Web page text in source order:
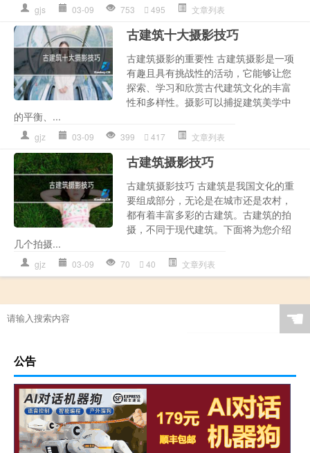
gjs 03-09 753 495 文章列表
古建筑十大摄影技巧
古建筑摄影的重要性 古建筑摄影是一项
有趣且具有挑战性的活动，它能够让您
探索、学习和欣赏古代建筑文化的丰富
性和多样性。摄影可以捕捉建筑美学中
的平衡、...
gjz 03-09 399 417 文章列表
古建筑摄影技巧
古建筑摄影技巧 古建筑是我国文化的重
要组成部分，无论是在城市还是农村，
都有着丰富多彩的古建筑。古建筑的拍
摄，不同于现代建筑。下面将为您介绍
几个拍摄...
gjz 03-09 70 40 文章列表
☚
公告